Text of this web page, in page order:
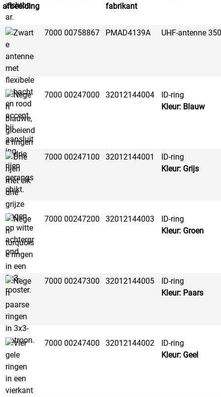
afbeelding
fabrikant
7000 00758867 PMAD4139A UHF-antenne
7000 00247000 32012144004
ID-ring
Kleur: Blauw
7000 00247100 32012144001
ID-ring
Kleur: Grijs
7000 00247200 32012144003
ID-ring
Kleur: Groen
7000 00247300 32012144005
ID-ring
Kleur: Paars
7000 00247400 32012144002
ID-ring
Kleur: Geel